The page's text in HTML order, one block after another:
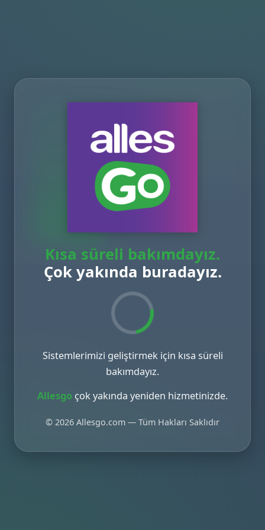
Kısa süreli bakımdayız.
Çok yakında buradayız.
Sistemlerimizi geliştirmek için kısa süreli
bakımdayız.
Allesgo çok yakında yeniden hizmetinizde.
© 2026 Allesgo.com — Tüm Hakları Saklıdır